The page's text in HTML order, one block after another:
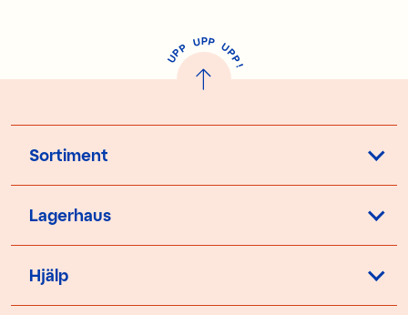
U
P
P UPP UP
P
!
Sortiment
Lagerhaus
Hjälp